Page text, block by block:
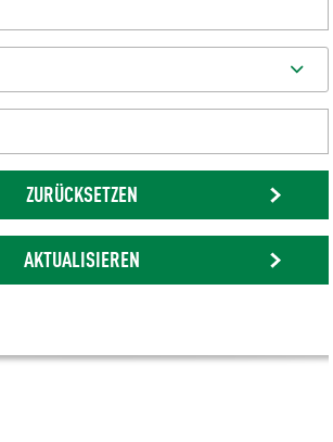
ZURÜCKSETZEN
AKTUALISIEREN